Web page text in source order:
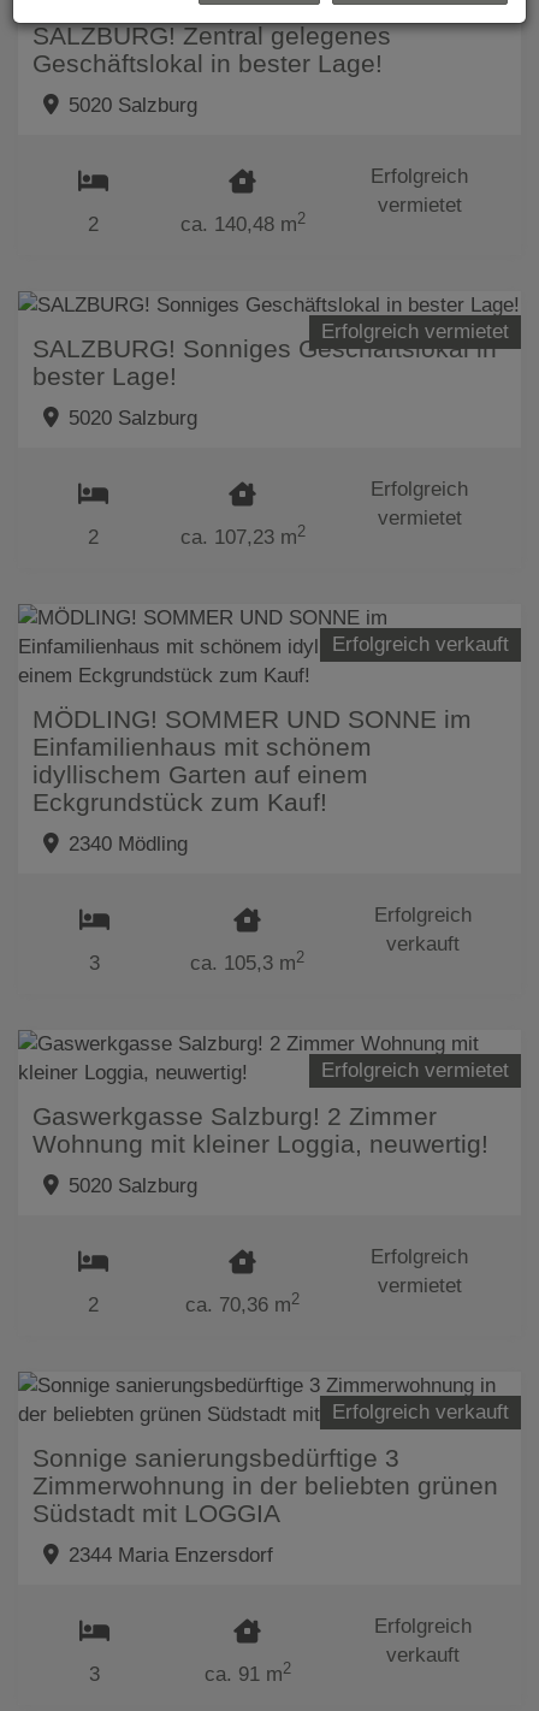
SALZBURG! Zentral gelegenes
Geschäftslokal in bester Lage!
5020 Salzburg
2 ca. 140,48 m2
Erfolgreich
vermietet
Erfolgreich vermietet
SALZBURG! Sonniges Geschäftslokal in
bester Lage!
5020 Salzburg
2 ca. 107,23 m2
Erfolgreich
vermietet
Erfolgreich verkauft
MÖDLING! SOMMER UND SONNE im
Einfamilienhaus mit schönem
idyllischem Garten auf einem
Eckgrundstück zum Kauf!
2340 Mödling
3 ca. 105,3 m2
Erfolgreich
verkauft
Erfolgreich vermietet
Gaswerkgasse Salzburg! 2 Zimmer
Wohnung mit kleiner Loggia, neuwertig!
5020 Salzburg
2 ca. 70,36 m2
Erfolgreich
vermietet
Erfolgreich verkauft
Sonnige sanierungsbedürftige 3
Zimmerwohnung in der beliebten grünen
Südstadt mit LOGGIA
2344 Maria Enzersdorf
3 ca. 91 m2
Erfolgreich
verkauft